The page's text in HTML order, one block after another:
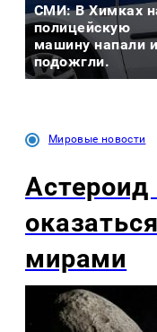
СМИ: В Химках
полицейскую
машину напали и
подожгли.
Мировые новости
мирами